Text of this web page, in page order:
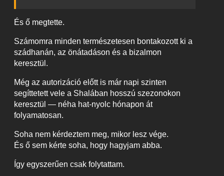
És ő megtette.
Számomra minden természetesen bontakozott ki a
szádhanán, az önátadáson és a bizalmon
keresztül.
Még az autorizáció előtt is már napi szinten
segíttetett vele a Shalában hosszú szezonokon
keresztül — néha hat-nyolc hónapon át
folyamatosan.
Soha nem kérdeztem meg, mikor lesz vége.
És ő sem kérte soha, hogy hagyjam abba.
Így egyszerűen csak folytattam.